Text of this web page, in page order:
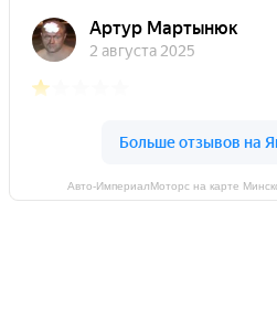
Авто-ИмпериалМоторс на карте